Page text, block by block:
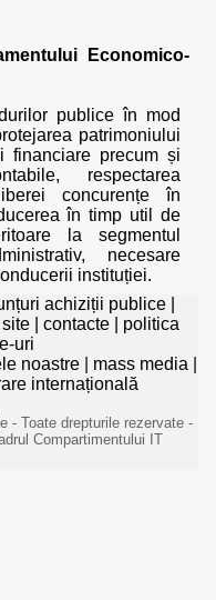
Economico-
publice în mod
patrimoniului
financiare precum și
respectarea
concurențe în
în timp util de
la segmentul
necesare
instituției.
achiziții publice
site contacte
politica
uri
noastre| mass media
internațională
- Toate drepturile rezervate -
Compartimentului IT